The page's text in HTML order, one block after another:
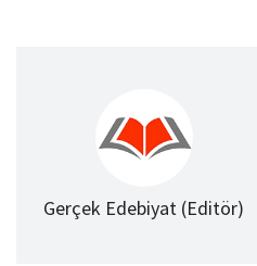
Gerçek Edebiyat (Editör)